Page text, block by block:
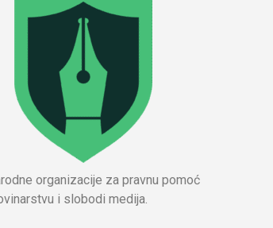
organizacije za pravnu pomoć
i slobodi medija.